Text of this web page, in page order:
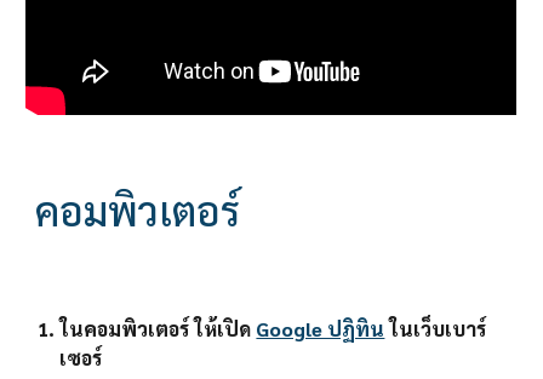
คอมพิวเตอร์
ในคอมพิวเตอร์ ให้เปิด Google ปฏิทิน ในเว็บเบาร์
เซอร์